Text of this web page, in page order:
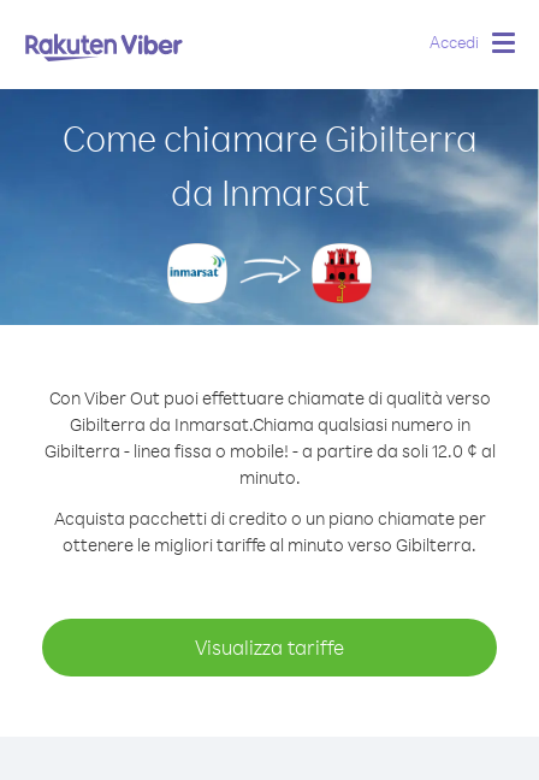
Accedi
Come chiamare Gibilterra
da Inmarsat
Con Viber Out puoi effettuare chiamate di qualità verso
Gibilterra da Inmarsat.Chiama qualsiasi numero in
Gibilterra - linea fissa o mobile! - a partire da soli 12.0 ¢ al
minuto.
Acquista pacchetti di credito o un piano chiamate per
ottenere le migliori tariffe al minuto verso Gibilterra.
Visualizza tariffe